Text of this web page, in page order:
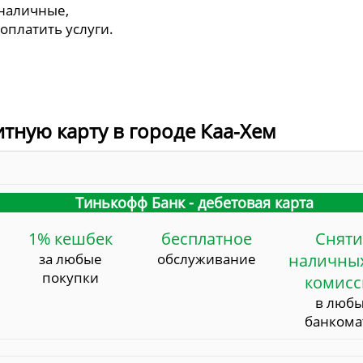
услуги.
карту в городе Каа-Хем
Тинькофф Банк - дебетовая карта
1% кешбек
за любые
покупки
бесплатное
обслуживание
в